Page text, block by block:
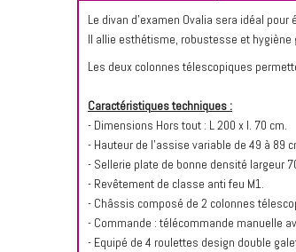
Le divan d'examen Ovalia sera idéal pour
Il allie esthétisme, robustesse et
Les deux colonnes télescopiques
Caractéristiques techniques :
- Dimensions Hors tout : L 200 x l. 70 cm.
- Hauteur de l'assise variable de 49 à 89
- Sellerie plate de bonne densité largeur
- Revêtement de classe anti feu M1.
- Châssis composé de 2 colonnes
- Commande : télécommande manuelle
- Equipé de 4 roulettes design double